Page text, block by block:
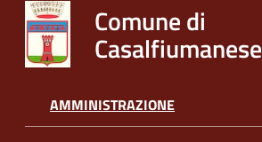
Comune di
Casalfiumanese
AMMINISTRAZIONE